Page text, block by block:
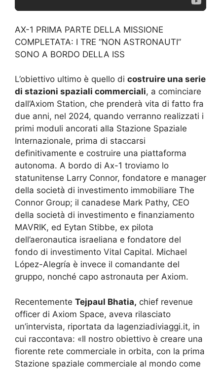
AX-1 PRIMA PARTE DELLA MISSIONE
COMPLETATA: I TRE “NON ASTRONAUTI”
SONO A BORDO DELLA ISS
L’obiettivo ultimo è quello di costruire una serie
di stazioni spaziali commerciali, a cominciare
dall’Axiom Station, che prenderà vita di fatto fra
due anni, nel 2024, quando verranno realizzati i
primi moduli ancorati alla Stazione Spaziale
Internazionale, prima di staccarsi
definitivamente e costruire una piattaforma
autonoma. A bordo di Ax-1 troviamo lo
statunitense Larry Connor, fondatore e manager
della società di investimento immobiliare The
Connor Group; il canadese Mark Pathy, CEO
della società di investimento e finanziamento
MAVRIK, ed Eytan Stibbe, ex pilota
dell’aeronautica israeliana e fondatore del
fondo di investimento Vital Capital. Michael
López-Alegría è invece il comandante del
gruppo, nonché capo astronauta per Axiom.
Recentemente Tejpaul Bhatia, chief revenue
officer di Axiom Space, aveva rilasciato
un’intervista, riportata da lagenziadiviaggi.it, in
cui raccontava: «Il nostro obiettivo è creare una
fiorente rete commerciale in orbita, con la prima
Stazione spaziale commerciale al mondo come